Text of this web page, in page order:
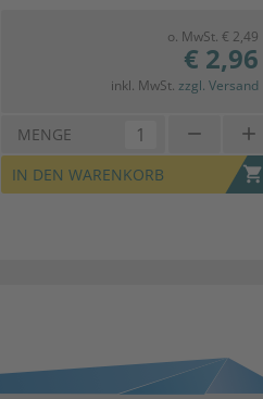
o. MwSt. € 2,49
€ 2,96
inkl. MwSt. zzgl. Versand
MENGE remove add
IN DEN WARENKORB shopping_cart